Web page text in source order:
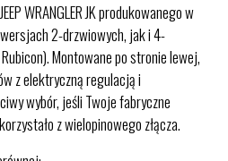
WRANGLER JK produkowanego w
2-drzwiowych, jak i 4-
Montowane po stronie lewej,
z elektryczną regulacją i
wybór, jeśli Twoje fabryczne
z wielopinowego złącza.